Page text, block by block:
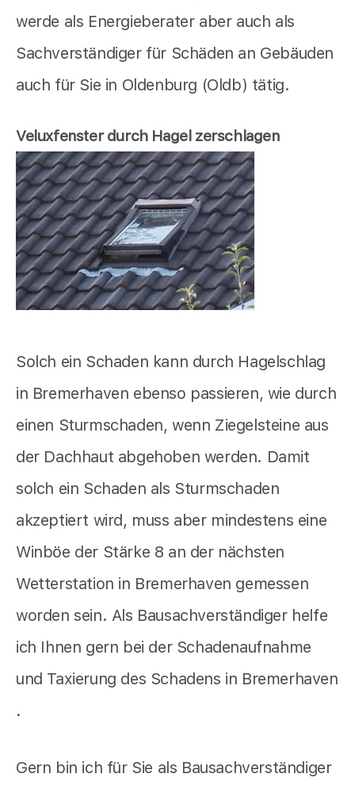
werde als Energieberater aber auch als
Sachverständiger für Schäden an Gebäuden
auch für Sie in Oldenburg (Oldb) tätig.
Veluxfenster durch Hagel zerschlagen
Solch ein Schaden kann durch Hagelschlag
in Bremerhaven ebenso passieren, wie durch
einen Sturmschaden, wenn Ziegelsteine aus
der Dachhaut abgehoben werden. Damit
solch ein Schaden als Sturmschaden
akzeptiert wird, muss aber mindestens eine
Winböe der Stärke 8 an der nächsten
Wetterstation in Bremerhaven gemessen
worden sein. Als Bausachverständiger helfe
ich Ihnen gern bei der Schadenaufnahme
und Taxierung des Schadens in Bremerhaven
.
Gern bin ich für Sie als Bausachverständiger